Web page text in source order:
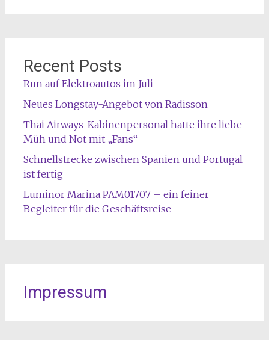
Recent Posts
Run auf Elektroautos im Juli
Neues Longstay-Angebot von Radisson
Thai Airways-Kabinenpersonal hatte ihre liebe
Müh und Not mit „Fans“
Schnellstrecke zwischen Spanien und Portugal
ist fertig
Luminor Marina PAM01707 – ein feiner
Begleiter für die Geschäftsreise
Impressum